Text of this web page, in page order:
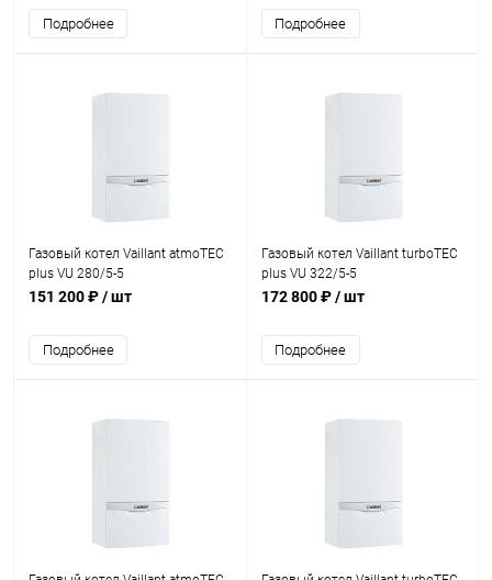
Подробнее Подробнее
Газовый котел Vaillant atmoTEC
plus VU 280/5-5
151 200 ₽/ шт
Подробнее
Газовый котел Vaillant turboTEC
plus VU 322/5-5
172 800 ₽/ шт
Подробнее